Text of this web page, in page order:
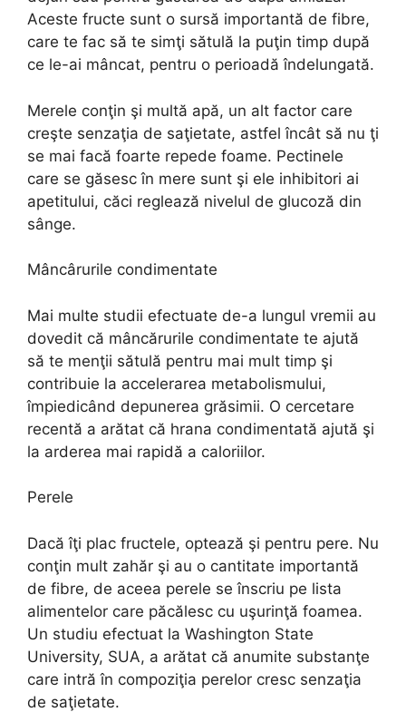
Aceste fructe sunt o sursă importantă de fibre,
care te fac să te simţi sătulă la puţin timp după
ce le-ai mâncat, pentru o perioadă îndelungată.
Merele conţin şi multă apă, un alt factor care
creşte senzaţia de saţietate, astfel încât să nu ţi
se mai facă foarte repede foame. Pectinele
care se găsesc în mere sunt şi ele inhibitori ai
apetitului, căci reglează nivelul de glucoză din
sânge.
Mâncârurile condimentate
Mai multe studii efectuate de-a lungul vremii au
dovedit că mâncărurile condimentate te ajută
să te menţii sătulă pentru mai mult timp şi
contribuie la accelerarea metabolismului,
împiedicând depunerea grăsimii. O cercetare
recentă a arătat că hrana condimentată ajută şi
la arderea mai rapidă a caloriilor.
Perele
Dacă îţi plac fructele, optează şi pentru pere. Nu
conţin mult zahăr şi au o cantitate importantă
de fibre, de aceea perele se înscriu pe lista
alimentelor care păcălesc cu uşurinţă foamea.
Un studiu efectuat la Washington State
University, SUA, a arătat că anumite substanţe
care intră în compoziţia perelor cresc senzaţia
de saţietate.